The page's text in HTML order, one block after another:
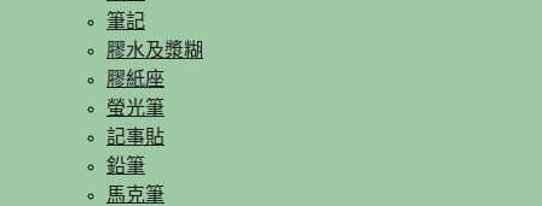
筆記
膠水及漿糊
膠紙座
螢光筆
記事貼
鉛筆
馬克筆